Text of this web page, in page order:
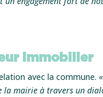
immobilier
avec la commune.
la mairie à travers un